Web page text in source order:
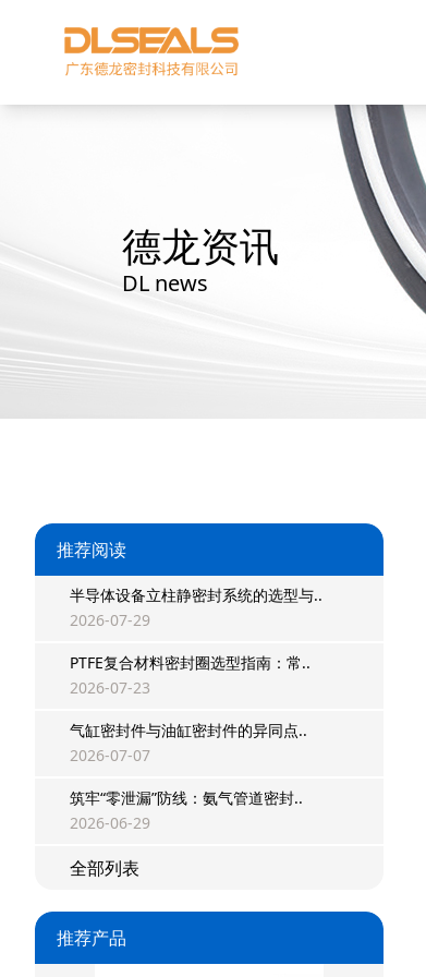
德龙资讯
DL news
推荐阅读
半导体设备立柱静密封系统的选型与..
2026-07-29
PTFE复合材料密封圈选型指南：常..
2026-07-23
气缸密封件与油缸密封件的异同点..
2026-07-07
筑牢“零泄漏”防线：氨气管道密封..
2026-06-29
全部列表
推荐产品
方形组合封
双唇同轴密封